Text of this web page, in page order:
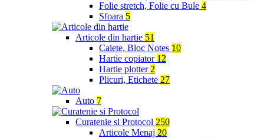
Folie stretch, Folie cu Bule 4
Sfoara 5
Articole din hartie 51
Caiete, Bloc Notes 10
Hartie copiator 12
Hartie plotter 2
Plicuri, Etichete 27
Auto 7
Curatenie si Protocol 250
Articole Menaj 20